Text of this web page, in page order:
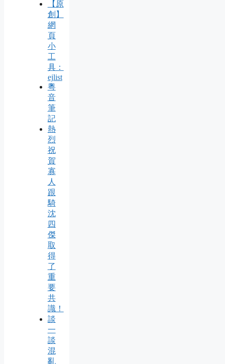
【原
創】
網
頁
小
工
具：
ejlist
粵
音
筆
記
熱
烈
祝
賀
寡
人
跟
騎
沈
四
傑
取
得
了
重
要
共
識！
談
一
談
混
亂